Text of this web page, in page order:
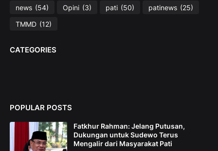
news (54) Opini (3) pati (50) patinews (25)
TMMD (12)
CATEGORIES
POPULAR POSTS
Fatkhur Rahman: Jelang Putusan,
Dukungan untuk Sudewo Terus
Mengalir dari Masyarakat Pati